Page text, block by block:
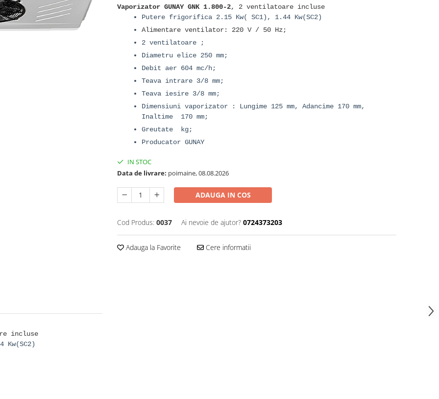
Vaporizator GUNAY GNK 1.800-2, 2 ventilatoare incluse
Putere frigorifica 2.15 Kw( SC1), 1.44 Kw(SC2)
Alimentare ventilator: 220 V / 50 Hz;
2 ventilatoare ;
Diametru elice 250 mm;
Debit aer 604 mc/h;
Teava intrare 3/8 mm;
Teava iesire 3/8 mm;
Dimensiuni vaporizator : Lungime 125 mm, Adancime 170 mm,
Inaltime 170 mm;
Greutate kg;
Producator GUNAY
IN STOC
Data de livrare: poimaine, 08.08.2026
ADAUGA IN COS
Cod Produs: 0037 Ai nevoie de ajutor? 0724373203
Adauga la Favorite Cere informatii
incluse